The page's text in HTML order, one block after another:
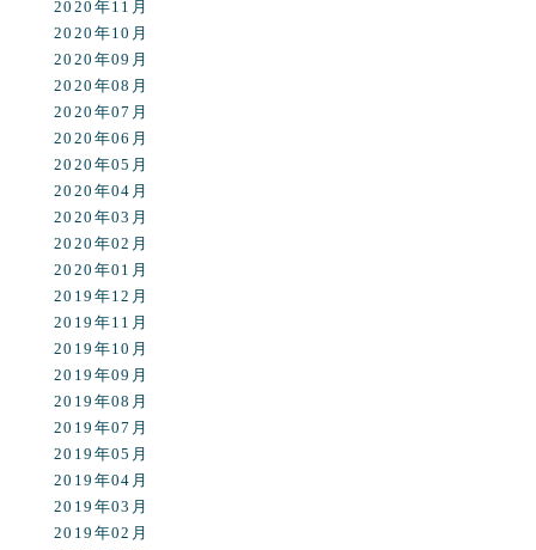
2020年11月
2020年10月
2020年09月
2020年08月
2020年07月
2020年06月
2020年05月
2020年04月
2020年03月
2020年02月
2020年01月
2019年12月
2019年11月
2019年10月
2019年09月
2019年08月
2019年07月
2019年05月
2019年04月
2019年03月
2019年02月